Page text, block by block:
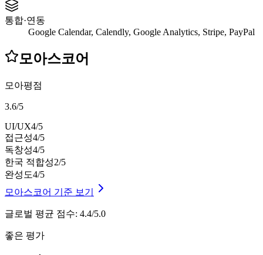
통합·연동
Google Calendar, Calendly, Google Analytics, Stripe, PayPal
모아스코어
모아평점
3.6/5
UI/UX4/5
접근성4/5
독창성4/5
한국 적합성2/5
완성도4/5
모아스코어 기준 보기
글로벌 평균 점수: 4.4/5.0
좋은 평가